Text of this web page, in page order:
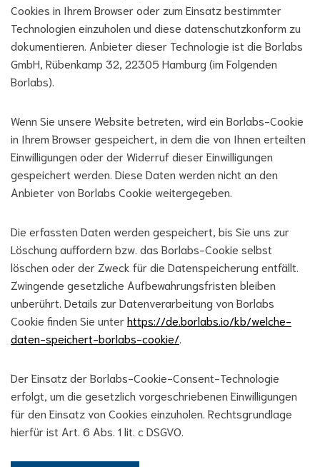
Cookies in Ihrem Browser oder zum Einsatz bestimmter
Technologien einzuholen und diese datenschutzkonform zu
dokumentieren. Anbieter dieser Technologie ist die Borlabs
GmbH, Rübenkamp 32, 22305 Hamburg (im Folgenden
Borlabs).
Wenn Sie unsere Website betreten, wird ein Borlabs-Cookie
in Ihrem Browser gespeichert, in dem die von Ihnen erteilten
Einwilligungen oder der Widerruf dieser Einwilligungen
gespeichert werden. Diese Daten werden nicht an den
Anbieter von Borlabs Cookie weitergegeben.
Die erfassten Daten werden gespeichert, bis Sie uns zur
Löschung auffordern bzw. das Borlabs-Cookie selbst
löschen oder der Zweck für die Datenspeicherung entfällt.
Zwingende gesetzliche Aufbewahrungsfristen bleiben
unberührt. Details zur Datenverarbeitung von Borlabs
Cookie finden Sie unterhttps://de.borlabs.io/kb/welche-
daten-speichert-borlabs-cookie/
Der Einsatz der Borlabs-Cookie-Consent-Technologie
erfolgt, um die gesetzlich vorgeschriebenen Einwilligungen
für den Einsatz von Cookies einzuholen. Rechtsgrundlage
hierfür ist Art. 6 Abs. 1 lit. c DSGVO.